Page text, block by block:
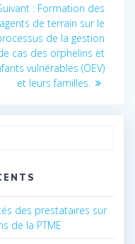
: Article
suivant
:
Formation des
agents de terrain sur le
de la gestion
cas des orphelins et
vulnérables (OEV)
et leurs familles.
des prestataires sur
de la PTME